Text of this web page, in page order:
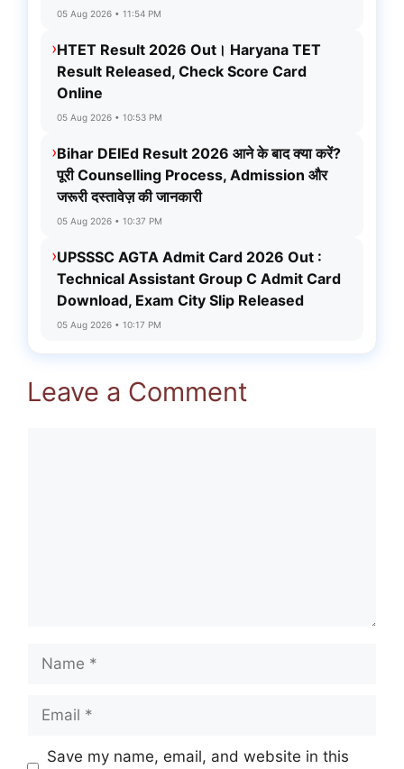
05 Aug 2026 • 11:54 PM
›HTET Result 2026 Out। Haryana TET
Result Released, Check Score Card
Online
05 Aug 2026 • 10:53 PM
›Bihar DElEd Result 2026 आने के बाद क्या करें?
पूरी Counselling Process, Admission और
जरूरी दस्तावेज़ की जानकारी
05 Aug 2026 • 10:37 PM
›UPSSSC AGTA Admit Card 2026 Out :
Technical Assistant Group C Admit Card
Download, Exam City Slip Released
05 Aug 2026 • 10:17 PM
Leave a Comment
Name
Email
Website
Save my name, email, and website in this